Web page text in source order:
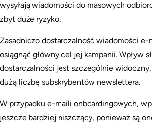
wysyłają wiadomości do masowych
zbyt duże ryzyko.
Zasadniczo dostarczalność wiadomości e-
osiągnąć główny cel jej kampanii. Wpływ
dostarczalności jest szczególnie widoczny,
dużą liczbę subskrybentów newslettera.
W przypadku e-maili onboardingowych,
jeszcze bardziej niszczący, ponieważ są